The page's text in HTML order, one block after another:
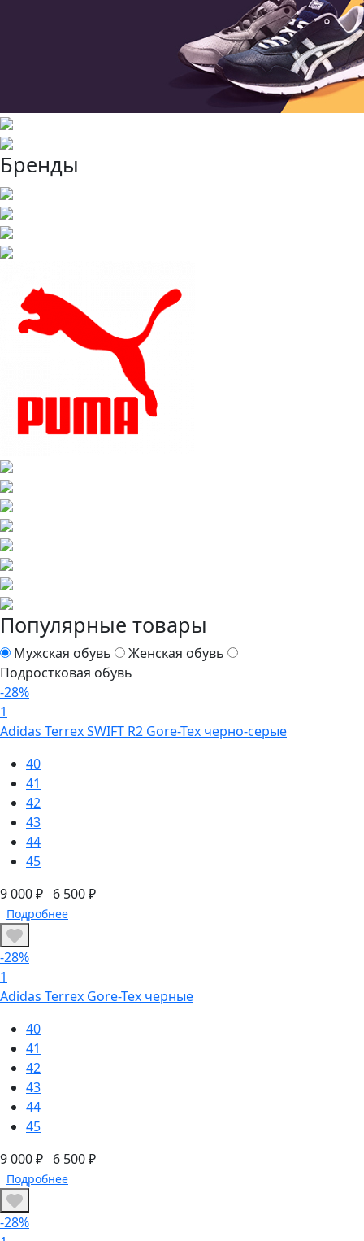
Бренды
Популярные товары
Мужская обувь
Женская обувь
Подростковая обувь
-28%
1
Adidas Terrex SWIFT R2 Gore-Tex черно-серые
40
41
42
43
44
45
9 000 ₽ 6 500 ₽
Подробнее
-28%
1
Adidas Terrex Gore-Tex черные
40
41
42
43
44
45
9 000 ₽ 6 500 ₽
Подробнее
-28%